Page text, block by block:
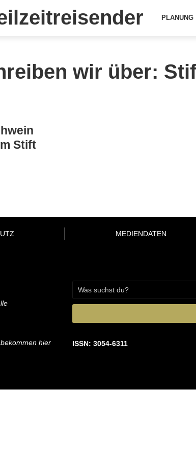
PLANUNG
wir über:
Stift
MEDIENDATEN
hier
ISSN: 3054-6311